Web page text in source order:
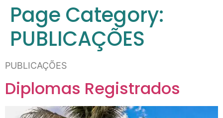
Page Category:
PUBLICAÇÕES
PUBLICAÇÕES
Diplomas Registrados